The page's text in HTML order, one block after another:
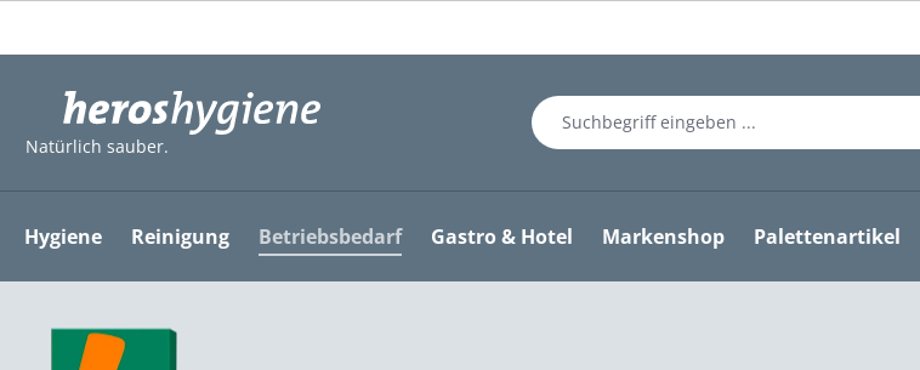
Natürlich sauber.
Hygiene Reinigung Betriebsbedarf Gastro & Hotel Markenshop Palettenartikel